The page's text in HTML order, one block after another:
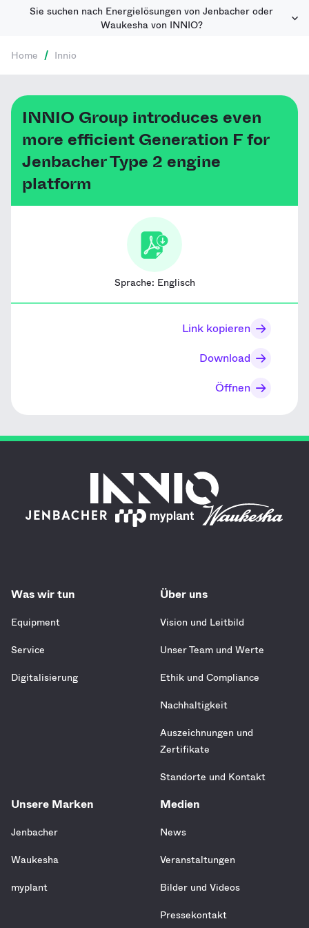
Sie suchen nach Energielösungen von Jenbacher oder
Waukesha von INNIO?
Home / Innio
INNIO Group introduces even
more efficient Generation F for
Jenbacher Type 2 engine
platform
Sprache: Englisch
Link kopieren
Download
Öffnen
Was wir tun
Equipment
Service
Digitalisierung
Über uns
Vision und Leitbild
Unser Team und Werte
Ethik und Compliance
Nachhaltigkeit
Auszeichnungen und
Zertifikate
Standorte und Kontakt
Unsere Marken
Jenbacher
Waukesha
myplant
Medien
News
Veranstaltungen
Bilder und Videos
Pressekontakt